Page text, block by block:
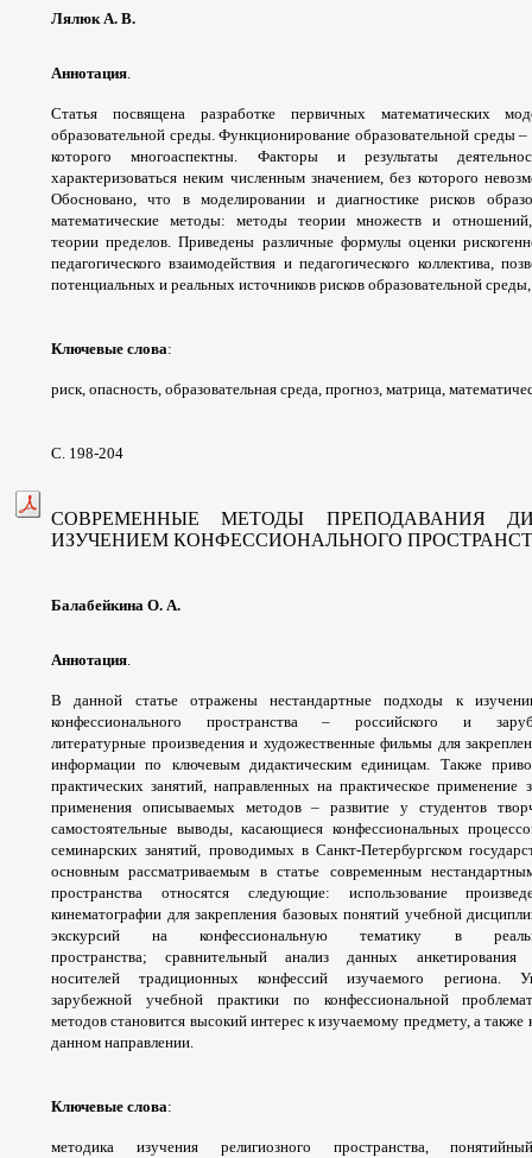
Лялюк А. В.
Аннотация.
Статья посвящена разработке первичных математических
образовательной среды. Функционирование образовательной среды –
которого многоаспектны. Факторы и результаты
характеризоваться неким численным значением, без которого
Обосновано, что в моделировании и диагностике рисков
математические методы:методы теории множеств и
теориипределов. Приведены различные формулыоценки
педагогического взаимодействия и педагогического коллектива,
потенциальных и реальных источников рисков образовательной
Ключевые слова:
риск, опасность, образовательная среда, прогноз, матрица,
С. 198-204
СОВРЕМЕННЫЕ МЕТОДЫ ПРЕПОДАВАНИЯ
ИЗУЧЕНИЕМ КОНФЕССИОНАЛЬНОГО
Балабейкина О. А.
Аннотация.
В данной статье отраженынестандартные подходы к
конфессионального пространства – российского и
литературные произведения и художественные фильмы для
информации по ключевым дидактическим единицам. Также
практическихзанятий, направленных на практическоеприменение
применения описываемых методов –развитие у студентов
самостоятельные выводы,касающиеся конфессиональных
семинарскихзанятий, проводимых в Санкт-Петербургском
основным рассматриваемым в статье современным
пространства относятся следующие: использование
кинематографии для закрепления базовых понятий учебной
экскурсий наконфессиональную тематику в
пространства;сравнительный анализ данных
носителейтрадиционных конфессий изучаемого региона.
зарубежной учебной практики по конфессиональной
методовстановится высокий интерес к изучаемому предмету, а также
данном направлении.
Ключевые слова:
методика изучения религиозного пространства,